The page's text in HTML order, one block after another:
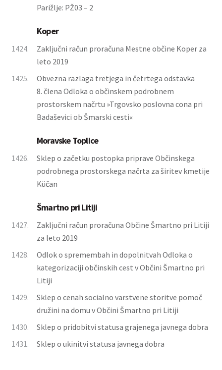
Parižlje: PŽ03 – 2
Koper
1424.
Zaključni račun proračuna Mestne občine Koper za
leto 2019
1425.
Obvezna razlaga tretjega in četrtega odstavka
8. člena Odloka o občinskem podrobnem
prostorskem načrtu »Trgovsko poslovna cona pri
Badaševici ob Šmarski cesti«
Moravske Toplice
1426.
Sklep o začetku postopka priprave Občinskega
podrobnega prostorskega načrta za širitev kmetije
Küčan
Šmartno pri Litiji
1427.
Zaključni račun proračuna Občine Šmartno pri Litiji
za leto 2019
1428.
Odlok o spremembah in dopolnitvah Odloka o
kategorizaciji občinskih cest v Občini Šmartno pri
Litiji
1429.
Sklep o cenah socialno varstvene storitve pomoč
družini na domu v Občini Šmartno pri Litiji
1430.
Sklep o pridobitvi statusa grajenega javnega dobra
1431.
Sklep o ukinitvi statusa javnega dobra